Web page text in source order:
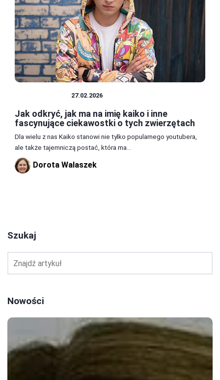
27.02.2026
Jak odkryć, jak ma na imię kaiko i inne
fascynujące ciekawostki o tych zwierzętach
Dla wielu z nas Kaiko stanowi nie tylko popularnego youtubera,
ale także tajemniczą postać, która ma...
Dorota Walaszek
Szukaj
Nowości